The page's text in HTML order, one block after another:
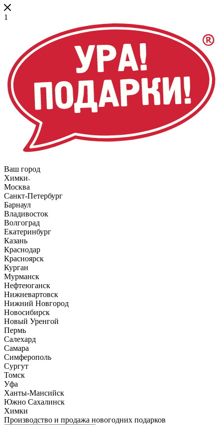
1
Ваш город
Химки
Москва
Санкт-Петербург
Барнаул
Владивосток
Волгоград
Екатеринбург
Казань
Краснодар
Красноярск
Курган
Мурманск
Нефтеюганск
Нижневартовск
Нижний Новгород
Новосибирск
Новый Уренгой
Пермь
Салехард
Самара
Симферополь
Сургут
Томск
Уфа
Ханты-Мансийск
Южно Сахалинск
Химки
Производство и продажа новогодних подарков